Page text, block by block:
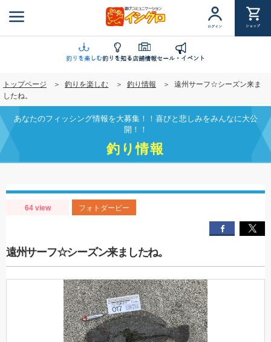
ン
ツ
移
動
ログイン ショップ
釣りを楽しむ釣りを知る店舗情報セール・イベント
トップページ 釣りを楽しむ 釣り情報
遠州サーフ☆シーズン来ま
したね。
あなたのフィッシング情報を大募集！！喜びと悲しみをみんなに大公
開！！
釣り情報
64 view フォトダービー
遠州サーフ☆シーズン来ましたね。